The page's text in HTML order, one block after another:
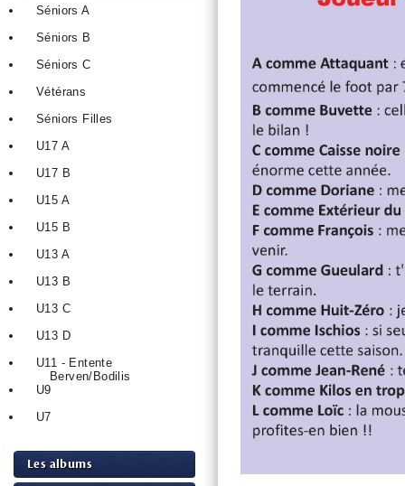
Séniors A
Séniors B
Séniors C
Vétérans
Séniors Filles
U17 A
U17 B
U15 A
U15 B
U13 A
U13 B
U13 C
U13 D
U11 - Entente
Berven/Bodilis
U9
U7
Les albums